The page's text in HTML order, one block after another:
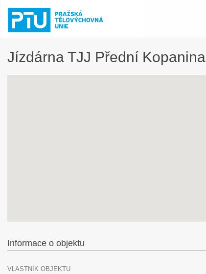
Jízdárna TJJ Přední Kopanina
Informace o objektu
VLASTNÍK OBJEKTU